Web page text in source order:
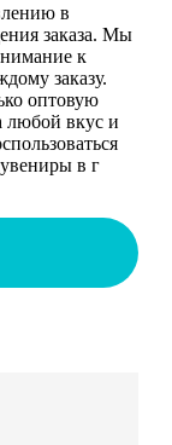
в
заказа. Мы
к
заказу.
оптовую
любой вкус и
в г